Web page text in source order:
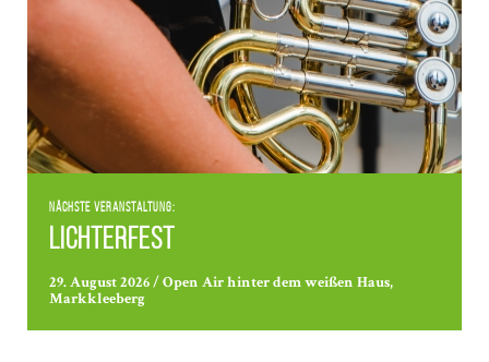
Nächste Veranstaltung:
Lichterfest
29. August 2026 / Open Air hinter dem weißen Haus,
Markkleeberg